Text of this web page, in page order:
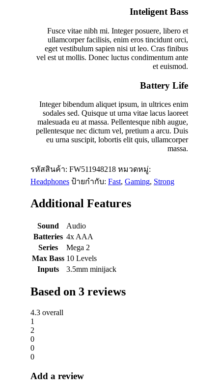
Inteligent Bass
Fusce vitae nibh mi. Integer posuere, libero et
ullamcorper facilisis, enim eros tincidunt orci,
eget vestibulum sapien nisi ut leo. Cras finibus
vel est ut mollis. Donec luctus condimentum ante
et euismod.
Battery Life
Integer bibendum aliquet ipsum, in ultrices enim
sodales sed. Quisque ut urna vitae lacus laoreet
malesuada eu at massa. Pellentesque nibh augue,
pellentesque nec dictum vel, pretium a arcu. Duis
eu urna suscipit, lobortis elit quis, ullamcorper
massa.
รหัสสินค้า: FW511948218 หมวดหมู่:
Headphones ป้ายกำกับ: Fast, Gaming, Strong
Additional Features
Sound
Audio
Batteries 4x AAA
Series
Mega 2
Max Bass 10 Levels
Inputs
3.5mm minijack
Based on 3 reviews
4.3 overall
1
2
0
0
0
Add a review